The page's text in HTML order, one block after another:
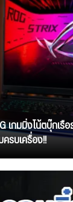
เกมมิ่งโน้ตบุ๊กเ
รบเครื่อง!!